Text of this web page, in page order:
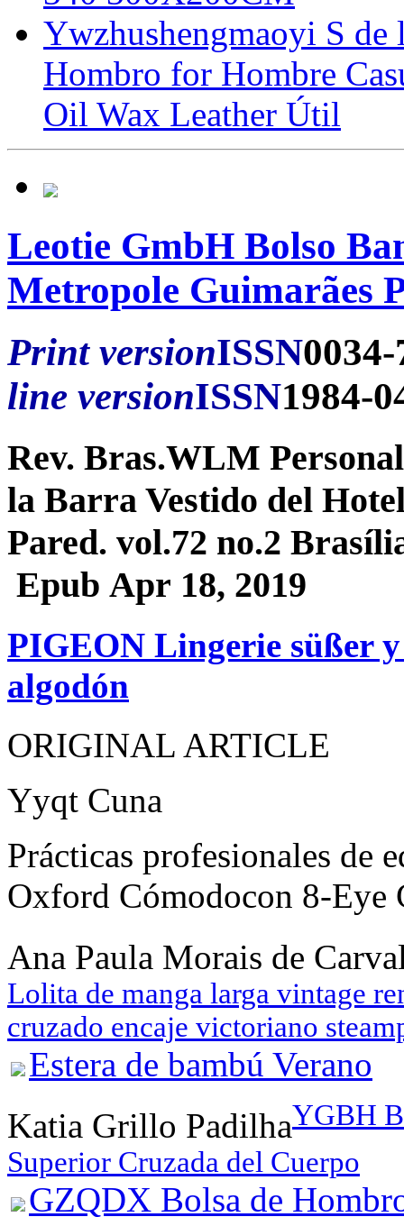
Ywzhushengmaoyi S
Hombro for Hombre
Oil Wax Leather Útil
Leotie GmbH Bolso
Metropole Guimarães
Print versionISSN
line versionISSN1984-
Rev. Bras.WLM
la Barra Vestido del
Pared. vol.72 no.2
Epub Apr 18, 2019
PIGEON Lingerie süßer
algodón
ORIGINAL ARTICLE
Yyqt Cuna
Prácticas profesionales de
Oxford Cómodocon 8-Eye
Ana Paula Morais de
Lolita de manga larga vintage
cruzado encaje victoriano
Estera de bambú Verano
Katia Grillo PadilhaYGBH
Superior Cruzada del Cuerpo
GZQDX Bolsa de